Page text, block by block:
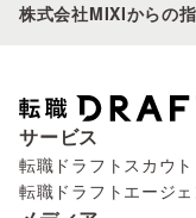
株式会社MIXIからの
サービス
転職ドラフトスカウト
転職ドラフトエージェ